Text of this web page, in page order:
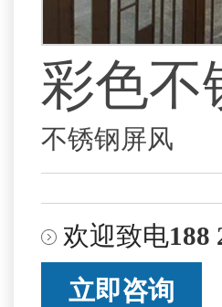
彩色不
不锈钢屏风
欢迎致电188
立即咨询